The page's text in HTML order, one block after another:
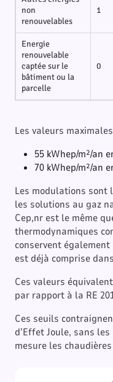
non
renouvelables
1
Energie
renouvelable
captée sur le
bâtiment ou la
parcelle
0
Les valeurs
55 kWhep/m²/an
70 kWhep/m²/an
Les modulations sont
les solutions au gaz
Cep,nr est le même
thermodynamiques
conservent
est déjà comprise
Ces valeurs
par rapport à la RE
Ces seuils
d’Effet Joule, sans
mesure les